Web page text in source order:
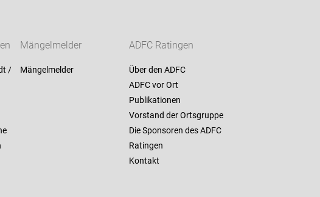
/
Mängelmelder
Mängelmelder
ADFC Ratingen
Über den ADFC
ADFC vor Ort
Publikationen
Vorstand der Ortsgruppe
Die Sponsoren des ADFC
Ratingen
Kontakt